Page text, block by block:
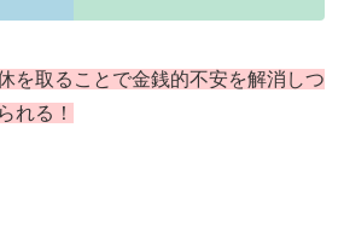
を取ることで金銭的不安を解消しつ
れる！